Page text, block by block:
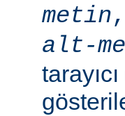
metin,
alt-